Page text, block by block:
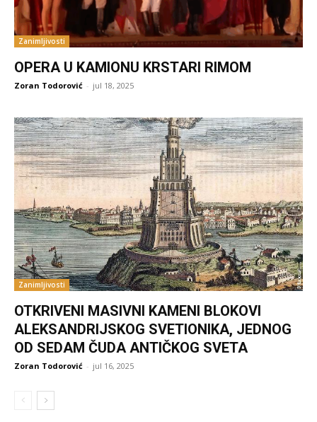
Zanimljivosti
OPERA U KAMIONU KRSTARI RIMOM
Zoran Todorović - jul 18, 2025
Zanimljivosti
OTKRIVENI MASIVNI KAMENI BLOKOVI
ALEKSANDRIJSKOG SVETIONIKA, JEDNOG
OD SEDAM ČUDA ANTIČKOG SVETA
Zoran Todorović - jul 16, 2025